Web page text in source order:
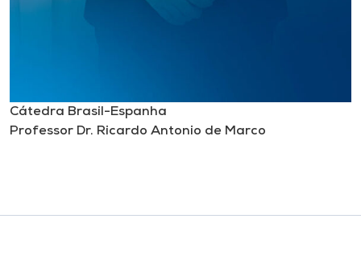
Cátedra Brasil-Espanha
Professor Dr. Ricardo Antonio de Marco